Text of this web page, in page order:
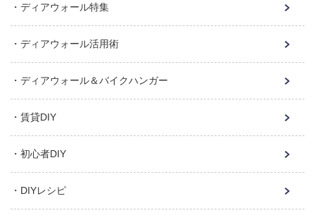
ディアウォール特集
ディアウォール活用術
ディアウォール＆バイクハンガー
賃貸DIY
初心者DIY
DIYレシピ